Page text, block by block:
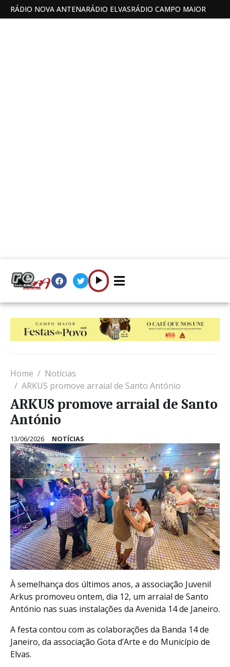
RÁDIO NOVA ANTENARÁDIO ELVASRÁDIO CAMPO MAIOR
Home
Notícias
ARKUS promove arraial de Santo António
ARKUS promove arraial de Santo
António
13/06/2026 NOTÍCIAS
À semelhança dos últimos anos, a associação Juvenil
Arkus promoveu ontem, dia 12, um arraial de Santo
António nas suas instalações da Avenida 14 de Janeiro.
A festa contou com as colaborações da Banda 14 de
Janeiro, da associação Gota d’Arte e do Município de
Elvas.